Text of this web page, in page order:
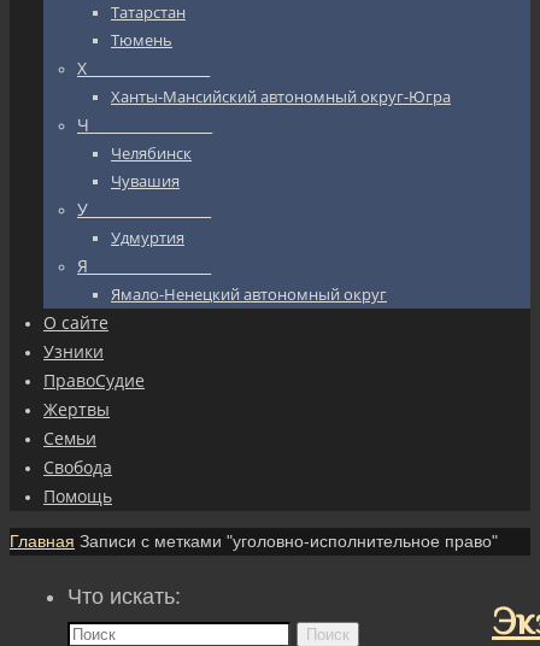
Татарстан
Тюмень
Х_________________
Ханты-Мансийский автономный округ-Югра
Ч_________________
Челябинск
Чувашия
У_________________
Удмуртия
Я_________________
Ямало-Ненецкий автономный округ
О сайте
Узники
ПравоСудие
Жертвы
Семьи
Свобода
Помощь
Главная Записи с метками "уголовно-исполнительное право"
Что искать:
Поиск